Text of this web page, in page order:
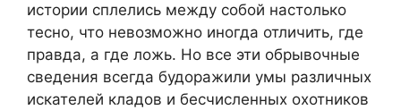
истории сплелись между собой настолько
тесно, что невозможно иногда отличить, где
правда, а где ложь. Но все эти обрывочные
сведения всегда будоражили умы различных
искателей кладов и бесчисленных охотников